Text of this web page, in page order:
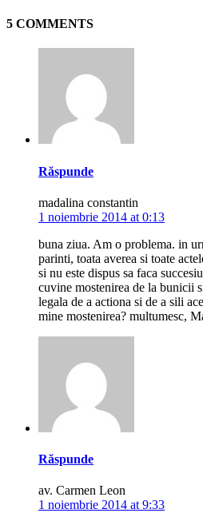
5 COMMENTS
Răspunde
madalina constantin
1 noiembrie 2014 at 0:13
buna ziua. Am o problema. in
parinti, toata averea si toate
si nu este dispus sa faca
cuvine mostenirea de la bunicii
legala de a actiona si de a sili
mine mostenirea? multumesc,
Răspunde
av. Carmen Leon
1 noiembrie 2014 at 9:33